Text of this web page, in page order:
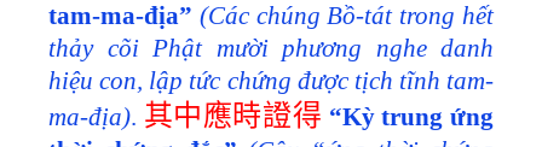
tam-ma-địa” (Các chúng Bồ-tát trong hết
thảy cõi Phật mười phương nghe danh
hiệu con, lập tức chứng được tịch tĩnh tam-
ma-địa). 其中應時證得 “Kỳ trung ứng